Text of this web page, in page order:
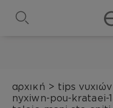
αρχική > tips
nyxiwn-pou-krataei-